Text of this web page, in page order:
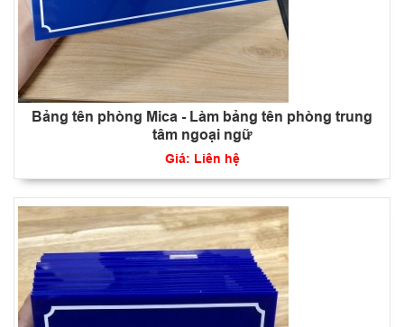
Bảng tên phòng Mica - Làm bảng tên phòng trung
tâm ngoại ngữ
Giá: Liên hệ